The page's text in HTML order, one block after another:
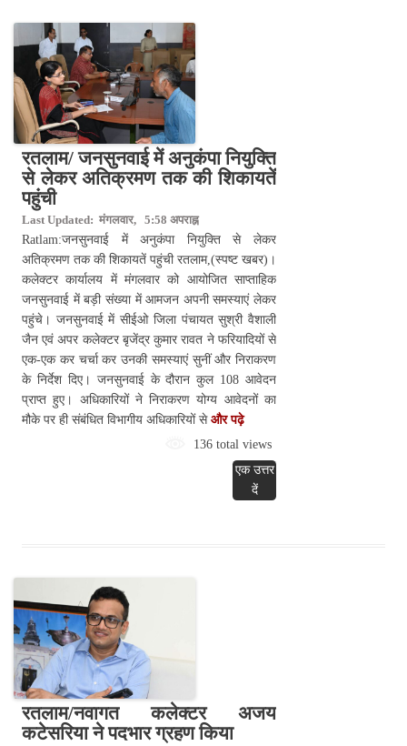
रतलाम/ जनसुनवाई में अनुकंपा नियुक्ति
से लेकर अतिक्रमण तक की शिकायतें
पहुंची
Last Updated: मंगलवार, 5:58 अपराह्न
Ratlam:जनसुनवाई में अनुकंपा नियुक्ति से लेकर
अतिक्रमण तक की शिकायतें पहुंची रतलाम,(स्पष्ट खबर)।
कलेक्टर कार्यालय में मंगलवार को आयोजित साप्ताहिक
जनसुनवाई में बड़ी संख्या में आमजन अपनी समस्याएं लेकर
पहुंचे। जनसुनवाई में सीईओ जिला पंचायत सुश्री वैशाली
जैन एवं अपर कलेक्टर बृजेंद्र कुमार रावत ने फरियादियों से
एक-एक कर चर्चा कर उनकी समस्याएं सुनीं और निराकरण
के निर्देश दिए। जनसुनवाई के दौरान कुल 108 आवेदन
प्राप्त हुए। अधिकारियों ने निराकरण योग्य आवेदनों का
मौके पर ही संबंधित विभागीय अधिकारियों से और पढ़े
136 total views
एक उत्तर
दें
रतलाम/नवागत कलेक्टर अजय
कटेसरिया ने पदभार ग्रहण किया